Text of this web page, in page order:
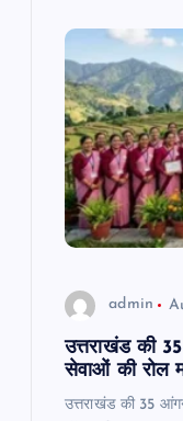
admin
उत्तराखंड की
सेवाओं की रोल
उत्तराखंड की 35